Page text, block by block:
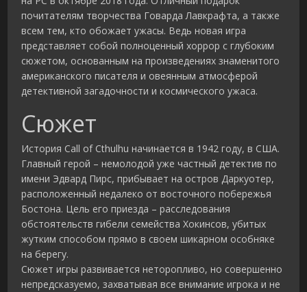
почитателям творчества Говарда Лавкрафта, а также
всем тем, кто обожает ужасы. Ведь новая игра
представляет собой полноценный хоррор с глубоким
сюжетом, основанным на произведениях знаменитого
американского писателя и овеянным атмосферой
детективной загадочности и космического ужаса.
Сюжет
История Call of Cthulhu начинается в 1942 году, в США.
Главный герой – немолодой уже частный детектив по
имени Эдвард Пирс, прибывает на остров Даркуотер,
расположенный недалеко от восточного побережья
Бостона. Цель его приезда – расследования
обстоятельств гибели семейства Хокинсов, убитых
жутким способом прямо в своем шикарном особняке
на берегу.
Сюжет игры развивается неторопливо, но совершенно
непредсказуемо, захватывая все внимание игрока и не